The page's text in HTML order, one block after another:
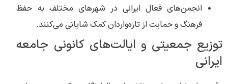
انجمن‌های فعال ایرانی در شهرهای مختلف به حفظ
فرهنگ و حمایت از تازه‌واردان کمک شایانی می‌کنند.
توزیع جمعیتی و ایالت‌های کانونی جامعه
ایرانی